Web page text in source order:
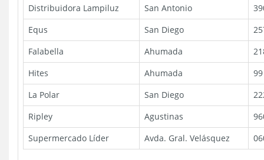
Distribuidora Lampiluz
San Antonio
Equs
San Diego
Falabella
Ahumada
Hites
Ahumada
99
La Polar
San Diego
Ripley
Agustinas
Supermercado Líder
Avda. Gral. Velásquez